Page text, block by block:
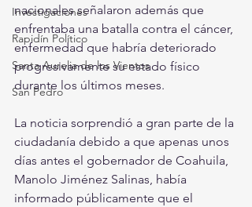
Investigaciones
Rapidín Político
Santa Aurelia de los Vientos
San Pedro
nacionales señalaron además que
enfrentaba una batalla contra el cáncer,
enfermedad que habría deteriorado
progresivamente su estado físico
durante los últimos meses.
La noticia sorprendió a gran parte de la
ciudadanía debido a que apenas unos
días antes el gobernador de Coahuila,
Manolo Jiménez Salinas, había
informado públicamente que el